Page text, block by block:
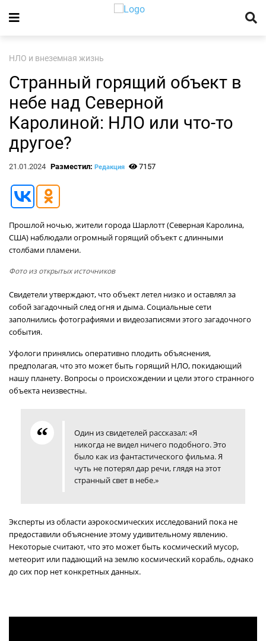
НЛО и внеземная жизнь
Странный горящий объект в
небе над Северной
Каролиной: НЛО или что-то
другое?
21.01.2024 Разместил: Редакция 7157
Прошлой ночью, жители города Шарлотт (Северная Каролина,
США) наблюдали огромный горящий объект с длинными
столбами пламени.
Фото из открытых источников
Свидетели утверждают, что объект летел низко и оставлял за
собой загадочный след огня и дыма. Социальные сети
заполнились фотографиями и видеозаписями этого загадочного
события.
Уфологи принялись оперативно плодить объяснения,
предполагая, что это может быть горящий НЛО, покидающий
нашу планету. Вопросы о происхождении и цели этого странного
объекта неизвестны.
Один из свидетелей рассказал: «Я
никогда не видел ничего подобного. Это
было как из фантастического фильма. Я
чуть не потерял дар речи, глядя на этот
странный свет в небе.»
Эксперты из области аэрокосмических исследований пока не
предоставили объяснение этому удивительному явлению.
Некоторые считают, что это может быть космический мусор,
метеорит или падающий на землю космический корабль, однако
до сих пор нет конкретных данных.